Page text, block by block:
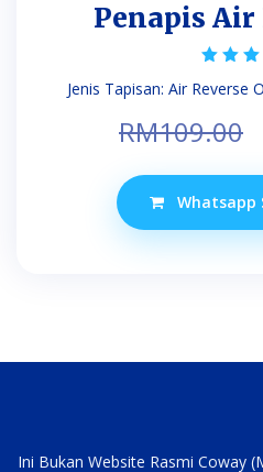
Penapis Air
4.94
Jenis Tapisan: Air Reverse
RM109.00
Whatsapp
Ini Bukan Website Rasmi Coway